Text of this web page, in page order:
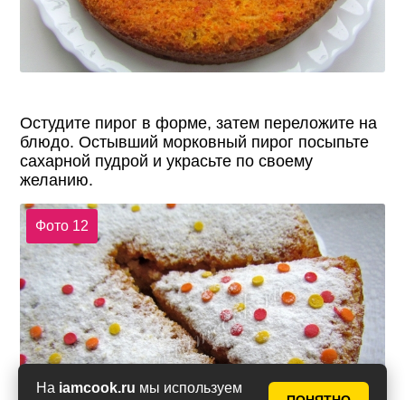
На iamcook.ru мы используем
Остудите пирог в форме, затем переложите на
блюдо. Остывший морковный пирог посыпьте
сахарной пудрой и украсьте по своему
желанию.
Фото 12